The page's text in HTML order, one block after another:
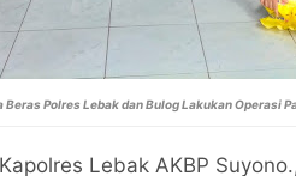
Beras Polres Lebak dan Bulog Lakukan Operasi
Kapolres Lebak AKBP